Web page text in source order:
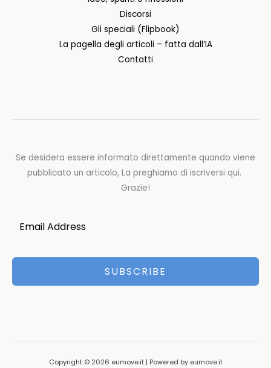
Discorsi
Gli speciali (Flipbook)
La pagella degli articoli – fatta dall’IA
Contatti
Se desidera essere informato direttamente quando viene
pubblicato un articolo, La preghiamo di iscriversi qui.
Grazie!
SUBSCRIBE
Copyright © 2026 eumove.it | Powered by eumove.it